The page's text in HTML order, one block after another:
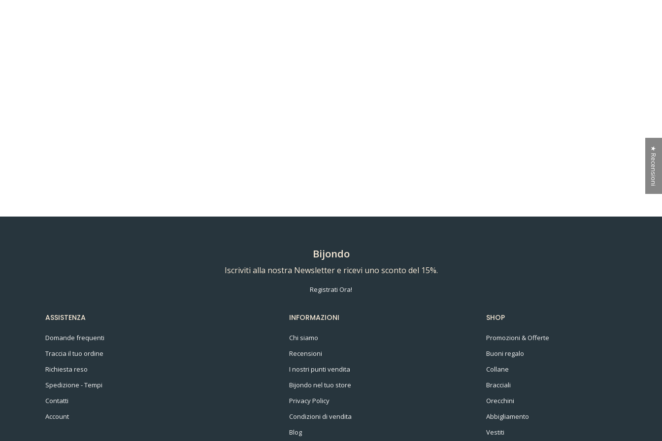
Bijondo
Iscriviti alla nostra Newsletter e ricevi uno sconto del 15%.
Registrati Ora!
ASSISTENZA
Domande frequenti
Traccia il tuo ordine
Richiesta reso
Spedizione - Tempi
Contatti
Account
INFORMAZIONI
Chi siamo
Recensioni
I nostri punti vendita
Bijondo nel tuo store
Privacy Policy
Condizioni di vendita
Blog
SHOP
Promozioni & Offerte
Buoni regalo
Collane
Bracciali
Orecchini
Abbigliamento
Vestiti
★ Recensioni